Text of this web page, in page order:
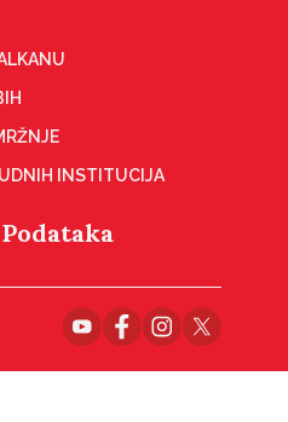
INSTITUCIJA